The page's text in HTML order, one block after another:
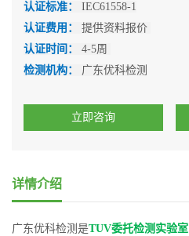
认证标准： IEC61558-1
认证费用：
提供资料报价
认证时间：
4-5周
检测机构：
广东优科检测
立即咨询
详情介绍
广东优科检测是TUV委托检测实验室